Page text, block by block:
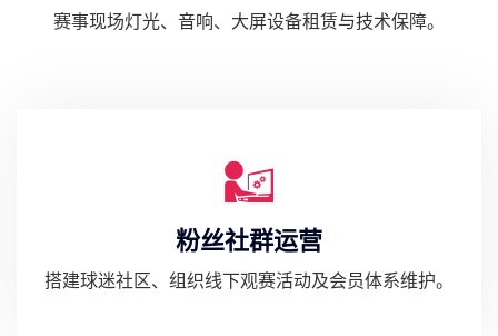
赛事现场灯光、音响、大屏设备租赁与技术保障。
粉丝社群运营
搭建球迷社区、组织线下观赛活动及会员体系维护。